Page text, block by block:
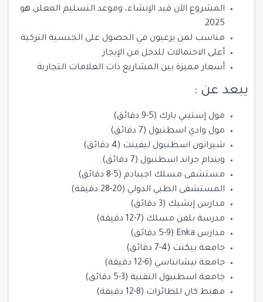
المشروع الآن قيد الإنشاء، وموعد التسليم المعلن هو
2025
مناسب لمن يرغبون في الحصول على الجنسية التركية
أعلى الاحتمالات للدخل من الإيجار
أسعار مميزة بين المشاريع ذات العلامات التجارية
يبعد عن :
مول إستيني بارك (5-9 دقائق)
مول وادي اسطنبول (7 دقائق)
شيراتون اسطنبول ليفينت (4 دقائق)
ويندام جراند اسطنبول (7 دقائق).
مستشفى مسلك اجيبادم (5-8 دقائق)
المستشفى الطبي الدولي (20-28 دقيقة)
مدارس إيشيك (3 دقائق)
مدرسة بلفن مسلك (7-12 دقيقة)
مدارس Enka (5-9 دقائق)
جامعة بيكنت (4-7 دقائق)
جامعة نيشانتاسي (6-12 دقيقة)
جامعة اسطنبول التقنية (3-5 دقائق)
مهبط كان للطائرات (8-12 دقيقة)